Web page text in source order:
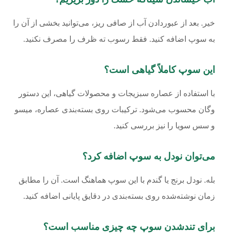
خیر. بعد از عبوردادن آب از صافی ریز، می‌توانید بخشی از آن را
به سوپ اضافه کنید. فقط رسوب ته ظرف را مصرف نکنید.
این سوپ کاملاً گیاهی است؟
با استفاده از عصاره سبزیجات و محصولات گیاهی، این دستور
وگان محسوب می‌شود. ترکیبات روی بسته‌بندی عصاره، میسو
و سس سویا را نیز بررسی کنید.
می‌توان نودل به سوپ اضافه کرد؟
بله. نودل برنج یا گندم با این سوپ هماهنگ است. آن را مطابق
زمان نوشته‌شده روی بسته‌بندی در دقایق پایانی اضافه کنید.
برای تندشدن سوپ چه چیزی مناسب است؟